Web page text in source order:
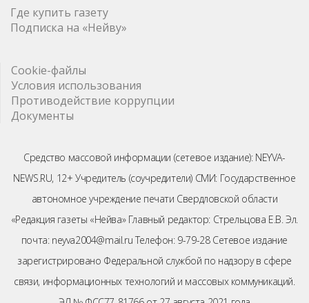
Где купить газету
Подписка на «Нейву»
Cookie-файлы
Условия использования
Противодействие коррупции
Документы
Средство массовой информации (сетевое издание): NEYVA-
NEWS.RU, 12+ Учредитель (соучредители) СМИ: Государственное
автономное учреждение печати Свердловской области
«Редакция газеты «Нейва» Главный редактор: Стрельцова Е.В. Эл.
почта: neyva2004@mail.ru Телефон: 9-79-28 Сетевое издание
зарегистрировано Федеральной службой по надзору в сфере
связи, информационных технологий и массовых коммуникаций.